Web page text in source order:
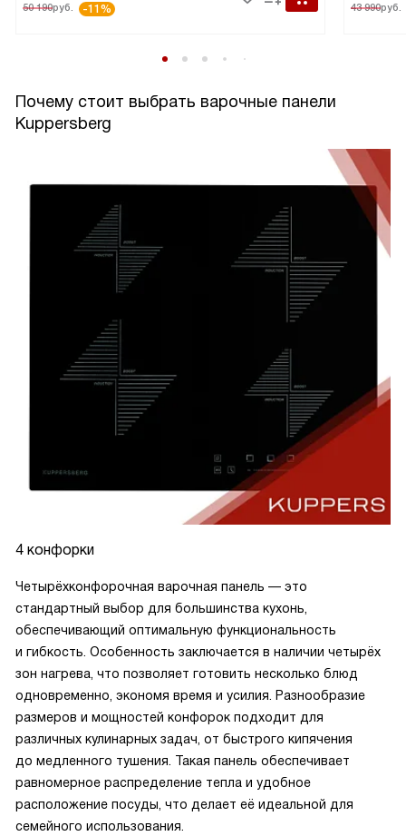
50 190руб. -11% 43 990руб.
Почему стоит выбрать варочные панели
Kuppersberg
4 конфорки
Четырёхконфорочная варочная панель — это
стандартный выбор для большинства кухонь,
обеспечивающий оптимальную функциональность
и гибкость. Особенность заключается в наличии четырёх
зон нагрева, что позволяет готовить несколько блюд
одновременно, экономя время и усилия. Разнообразие
размеров и мощностей конфорок подходит для
различных кулинарных задач, от быстрого кипячения
до медленного тушения. Такая панель обеспечивает
равномерное распределение тепла и удобное
расположение посуды, что делает её идеальной для
семейного использования.